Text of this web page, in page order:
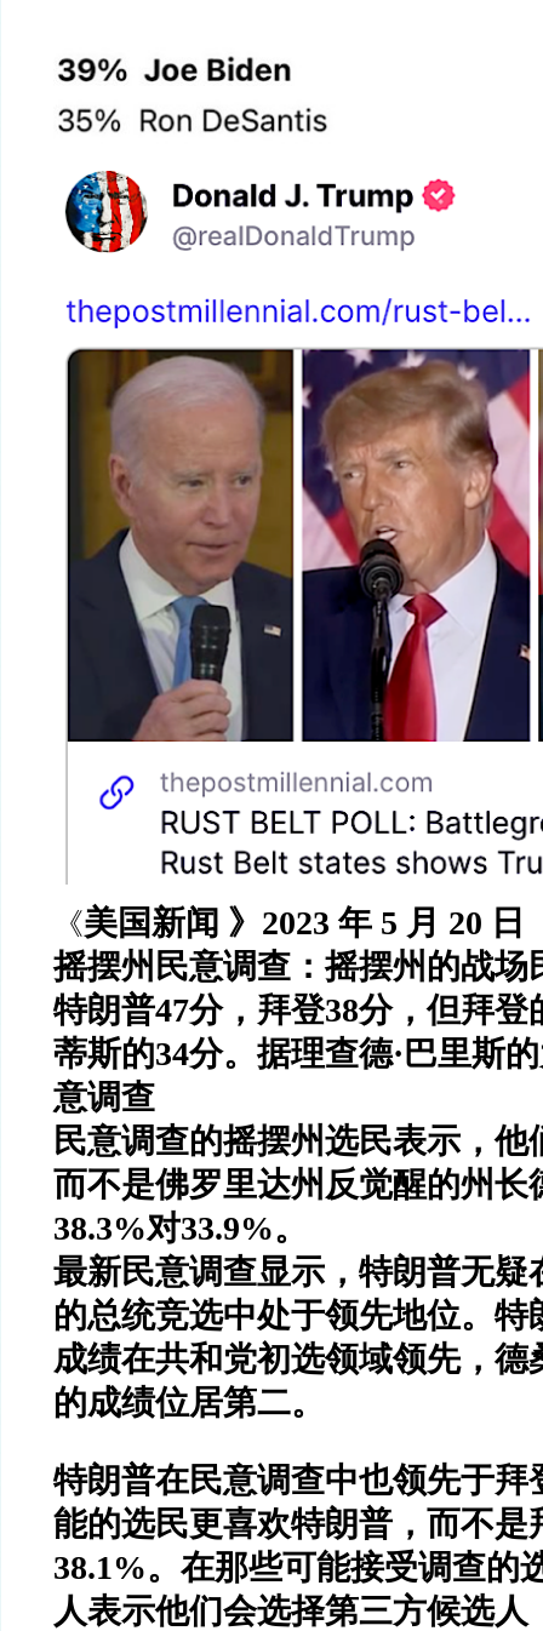
《美国新闻 》2023 年 5 月 20 日
摇摆州民意调查：摇摆州的战场
特朗普47分，拜登38分，但拜登
蒂斯的34分。据理查德· 巴里斯
意调查
民意调查的摇摆州选民表示，他
而不是佛罗里达州反觉醒的州长
38.3%对33.9%。
最新民意调查显示，特朗普无疑
的总统竞选中处于领先地位。特
成绩在共和党初选领域领先，德
的成绩位居第二。
特朗普在民意调查中也领先于拜
能的选民更喜欢特朗普，而不是
38.1%。在那些可能接受调查的
人表示他们会选择第三方候选人